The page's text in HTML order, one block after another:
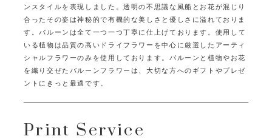
ンスタイルを表現しました。透明の不思議な風船とお花が混じり
合ったその姿は神秘的で有機的な美しさと優しさに溢れておりま
す。バルーンは全て一つ一つ丁寧に仕上げております。 使用して
いる植物は品質の高いドライフラワーを中心に 厳選したアーティ
シャルフラワーのみを使用しております。 バルーンと植物やお花
を織り交ぜたバルーンフラワーは、大切な方へのギフトやプレゼ
ントにきっと最適です。
Print Service